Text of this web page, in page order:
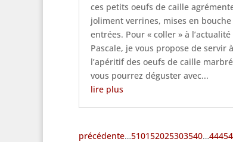
ces petits oeufs de caille
joliment verrines, mises en
entrées. Pour « coller » à l’actualité
Pascale, je vous propose de servir à
l’apéritif des oeufs de caille
vous pourrez déguster avec...
lire plus
précédente…510152025303540…4445